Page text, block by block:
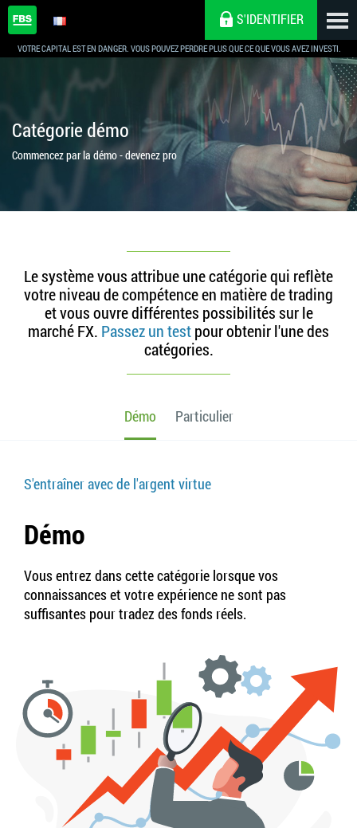
VOTRE CAPITAL EST EN DANGER. VOUS POUVEZ PERDRE PLUS QUE CE QUE VOUS AVEZ INVESTI.
S'IDENTIFIER
Catégorie démo
Commencez par la démo - devenez pro
Le système vous attribue une catégorie qui reflète
votre niveau de compétence en matière de trading
et vous ouvre différentes possibilités sur le
marché FX. Passez un testpour obtenir l'une des
catégories.
Démo Particulier
S'entraîner avec de l'argent virtue
Démo
Vous entrez dans cette catégorie lorsque vos
connaissances et votre expérience ne sont pas
suffisantes pour tradez des fonds réels.